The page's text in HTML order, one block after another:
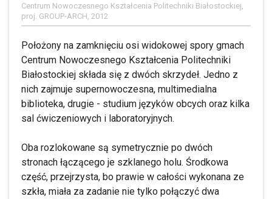
Centrum Nowoczesnego Kształcenia Politechniki Białostockiej,
proj. GROUP-ARCH, 2012
Położony na zamknięciu osi widokowej spory gmach
Centrum Nowoczesnego Kształcenia Politechniki
Białostockiej składa się z dwóch skrzydeł. Jedno z
nich zajmuje supernowoczesna, multimedialna
biblioteka, drugie - studium języków obcych oraz kilka
sal ćwiczeniowych i laboratoryjnych.
Oba rozlokowane są symetrycznie po dwóch
stronach łączącego je szklanego holu. Środkowa
część, przejrzysta, bo prawie w całości wykonana ze
szkła, miała za zadanie nie tylko połączyć dwa